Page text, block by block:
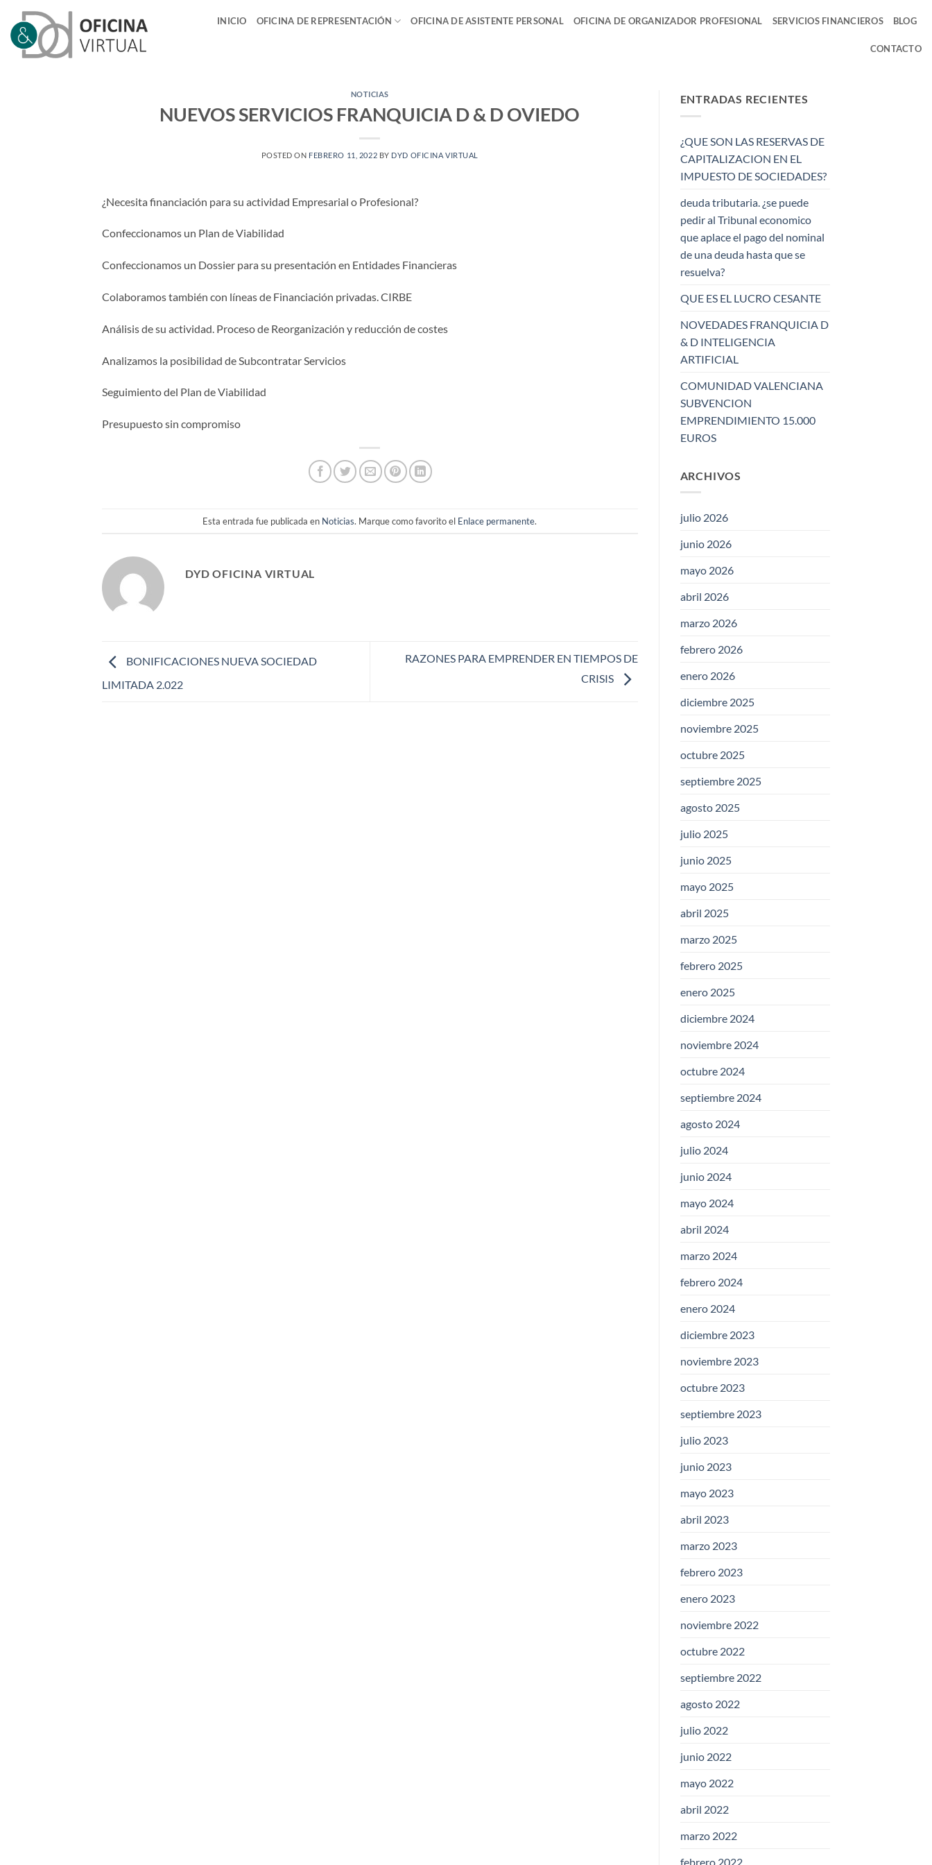
Saltar
contenido
INICIO OFICINA DE REPRESENTACIÓN OFICINA DE ASISTENTE PERSONAL OFICINA DE ORGANIZADOR PROFESIONAL SERVICIOS FINANCIEROS BLOG
CONTACTO
NOTICIAS
NUEVOS SERVICIOS FRANQUICIA D & D OVIEDO
POSTED ON FEBRERO 11, 2022 BY DYD OFICINA VIRTUAL
¿Necesita financiación para su actividad Empresarial o Profesional?
Confeccionamos un Plan de Viabilidad
Confeccionamos un Dossier para su presentación en Entidades Financieras
Colaboramos también con líneas de Financiación privadas. CIRBE
Análisis de su actividad. Proceso de Reorganización y reducción de costes
Analizamos la posibilidad de Subcontratar Servicios
Seguimiento del Plan de Viabilidad
Presupuesto sin compromiso
Esta entrada fue publicada en Noticias. Marque como favorito el Enlace permanente.
DYD OFICINA VIRTUAL
BONIFICACIONES NUEVA SOCIEDAD
LIMITADA 2.022
RAZONES PARA EMPRENDER EN TIEMPOS DE
CRISIS
ENTRADAS RECIENTES
¿QUE SON LAS RESERVAS DE
CAPITALIZACION EN EL
IMPUESTO DE SOCIEDADES?
deuda tributaria. ¿se puede
pedir al Tribunal economico
que aplace el pago del nominal
de una deuda hasta que se
resuelva?
QUE ES EL LUCRO CESANTE
NOVEDADES FRANQUICIA D
& D INTELIGENCIA
ARTIFICIAL
COMUNIDAD VALENCIANA
SUBVENCION
EMPRENDIMIENTO 15.000
EUROS
ARCHIVOS
julio 2026
junio 2026
mayo 2026
abril 2026
marzo 2026
febrero 2026
enero 2026
diciembre 2025
noviembre 2025
octubre 2025
septiembre 2025
agosto 2025
julio 2025
junio 2025
mayo 2025
abril 2025
marzo 2025
febrero 2025
enero 2025
diciembre 2024
noviembre 2024
octubre 2024
septiembre 2024
agosto 2024
julio 2024
junio 2024
mayo 2024
abril 2024
marzo 2024
febrero 2024
enero 2024
diciembre 2023
noviembre 2023
octubre 2023
septiembre 2023
julio 2023
junio 2023
mayo 2023
abril 2023
marzo 2023
febrero 2023
enero 2023
noviembre 2022
octubre 2022
septiembre 2022
agosto 2022
julio 2022
junio 2022
mayo 2022
abril 2022
marzo 2022
febrero 2022